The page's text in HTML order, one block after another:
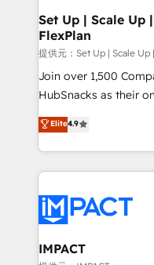
Partner 📆Founded in
marketing,
design We connect people, data and technology to
improve customer
people, exciting
ensure revenue growth on
team of 100+ experts is
growth |
Set Up | Scale Up
FlexPlan
提供元：Set Up | Scale
Join over 1,500
HubSnacks as their
Simple pay-as-you-go
1️⃣ Set Up |
HubSpot portals 2️⃣ Scale Up | 100% HubSpot Task
Execution... Global 24/7 ...
Slash months from
Click "Contact
Integration templates
Elite4.9
IMPACT